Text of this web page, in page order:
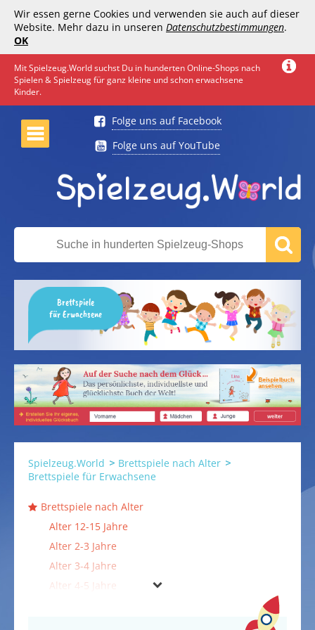
Wir essen gerne Cookies und verwenden sie auch auf dieser
Website. Mehr dazu in unseren Datenschutzbestimmungen.
OK
Mit Spielzeug.World suchst Du in hunderten Online-Shops nach
Spielen & Spielzeug für ganz kleine und schon erwachsene
Kinder.
Folge uns auf Facebook
Folge uns auf YouTube
Brettspiele
für Erwachsene
Spielzeug.World
Brettspiele nach Alter
Brettspiele für Erwachsene
Brettspiele nach Alter
Alter 12-15 Jahre
Alter 2-3 Jahre
Alter 3-4 Jahre
Alter 4-5 Jahre